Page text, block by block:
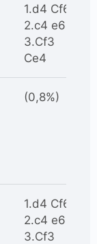
1.d4 Cf6
2.c4 e6
3.Cf3
Ce4
(0,8%)
1.d4 Cf6
2.c4 e6
3.Cf3